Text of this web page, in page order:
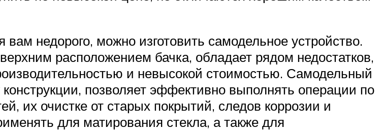
недорого, можно изготовить самодельное устройство.
расположением бачка, обладает рядом недостатков,
и невысокой стоимостью. Самодельный
позволяет эффективно выполнять операции по
их очистке от старых покрытий, следов коррозии и
для матирования стекла, а также для